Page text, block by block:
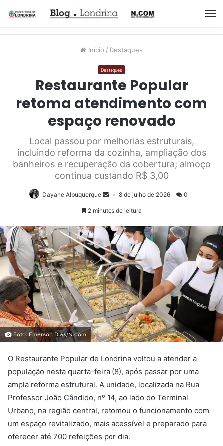
Início / Destaques
Destaques
Restaurante Popular
retoma atendimento com
espaço renovado
Local passou por melhorias estruturais,
incluindo reforma da cozinha, ampliação dos
banheiros e recuperação da cobertura; almoço
continua custando R$ 3,00
Dayane Albuquerque 8 de julho de 2026 0
2 minutos de leitura
Foto: Emerson Dias/N.com
O Restaurante Popular de Londrina voltou a atender a
população nesta quarta-feira (8), após passar por uma
ampla reforma estrutural. A unidade, localizada na Rua
Professor João Cândido, nº 14, ao lado do Terminal
Urbano, na região central, retomou o funcionamento com
um espaço revitalizado, mais acessível e preparado para
oferecer até 700 refeições por dia.